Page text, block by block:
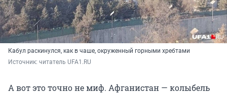
Кабул раскинулся, как в чаше, окруженный горными хребтами
Источник: читатель UFA1.RU
А вот это точно не миф. Афганистан — колыбель